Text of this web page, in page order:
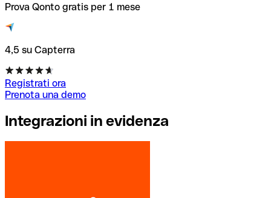
Prova Qonto gratis per 1 mese
4,5 su Capterra
Registrati ora
Prenota una demo
Integrazioni in evidenza